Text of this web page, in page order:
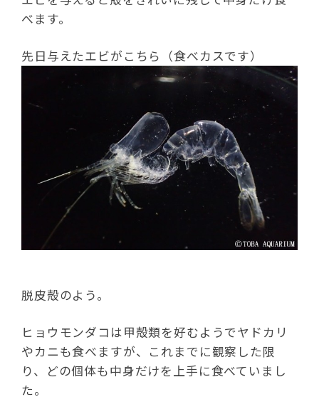
べます。
先日与えたエビがこちら（食べカスです）
脱皮殻のよう。
ヒョウモンダコは甲殻類を好むようでヤドカリ
やカニも食べますが、これまでに観察した限
り、どの個体も中身だけを上手に食べていまし
た。